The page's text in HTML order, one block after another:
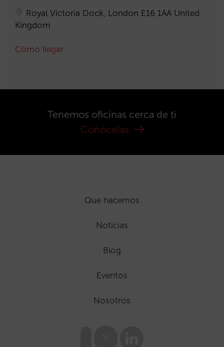
Royal Victoria Dock, London E16 1AA United
Kingdom
Cómo llegar
Tenemos oficinas cerca de ti
Conócelas
Que hacemos
Noticias
Blog
Eventos
Nosotros